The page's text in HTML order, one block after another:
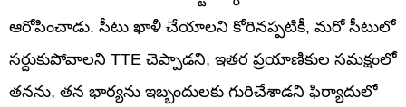
ఆరోపించాడు. సీటు ఖాళీ చేయాలని కోరినప్పటికీ, మరో సీటులో
సర్దుకుపోవాలని TTE చెప్పాడని, ఇతర ప్రయాణికుల సమక్షంలో
తనను, తన భార్యను ఇబ్బందులకు గురిచేశాడని ఫిర్యాదులో